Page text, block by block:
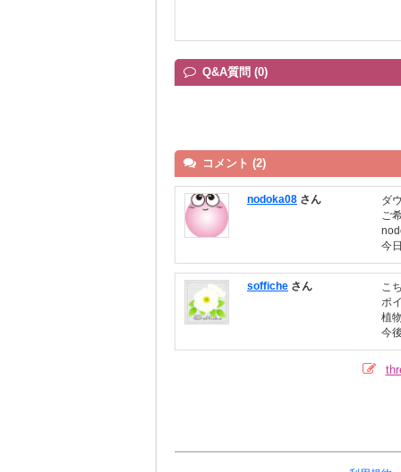
Q&A質問 (0)
コメント (2)
nodoka08 さん
ダ
ご
今
soffiche さん
こ
ポ
植
今